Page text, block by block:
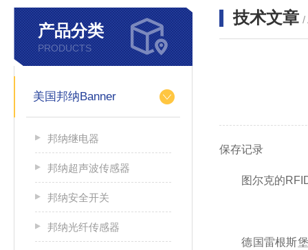
产品分类
PRODUCTS
美国邦纳Banner
邦纳继电器
邦纳超声波传感器
邦纳安全开关
邦纳光纤传感器
技术文章 /
保存记录
图尔克的RFID
德国雷根斯堡